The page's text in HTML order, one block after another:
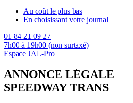
Au coût le plus bas
En choisissant votre journal
01 84 21 09 27
7h00 à 19h00 (non surtaxé)
Espace JAL-Pro
ANNONCE LÉGALE
SPEEDWAY TRANS